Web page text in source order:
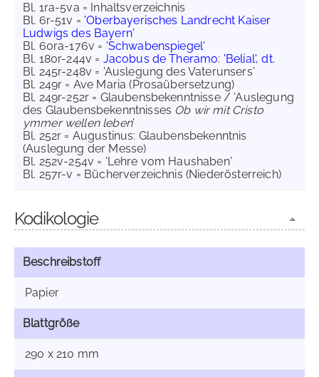
Bl. 1ra-5va = Inhaltsverzeichnis
Bl. 6r-51v = 'Oberbayerisches Landrecht Kaiser
Ludwigs des Bayern'
Bl. 60ra-176v = 'Schwabenspiegel'
Bl. 180r-244v = Jacobus de Theramo: 'Belial', dt.
Bl. 245r-248v = 'Auslegung des Vaterunsers'
Bl. 249r = Ave Maria (Prosaübersetzung)
Bl. 249r-252r = Glaubensbekenntnisse / 'Auslegung
des Glaubensbekenntnisses Ob wir mit Cristo
ymmer wellen leben'
Bl. 252r = Augustinus: Glaubensbekenntnis
(Auslegung der Messe)
Bl. 252v-254v = 'Lehre vom Haushaben'
Bl. 257r-v = Bücherverzeichnis (Niederösterreich)
Kodikologie
Beschreibstoff
Papier
Blattgröße
290 x 210 mm